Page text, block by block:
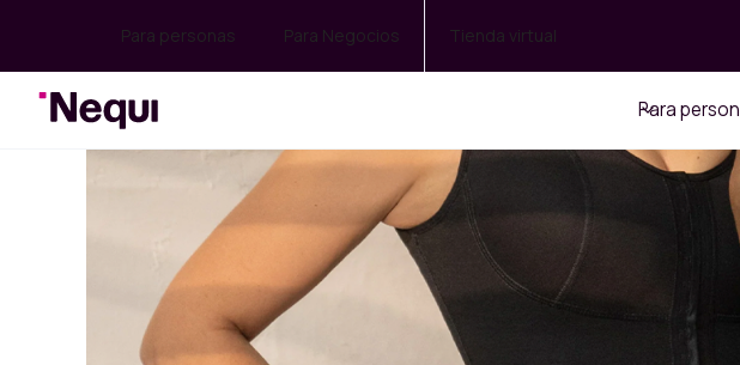
Para personas Para Negocios Tienda virtual
Para